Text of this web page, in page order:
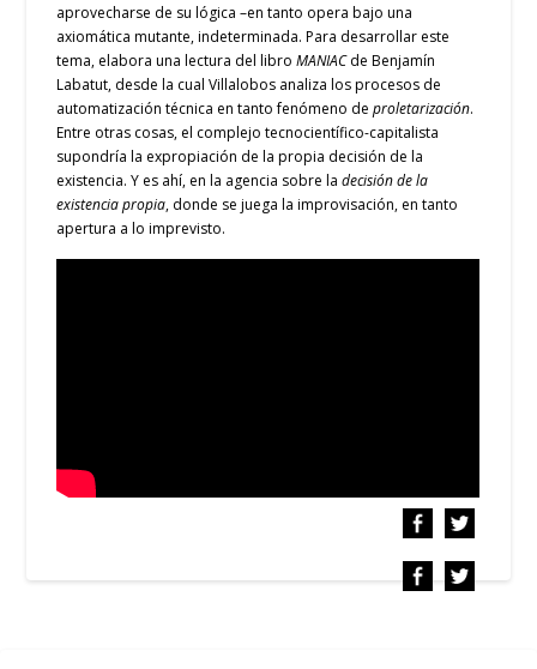
aprovecharse de su lógica –en tanto opera bajo una
axiomática mutante, indeterminada. Para desarrollar este
tema, elabora una lectura del libroMANIACde Benjamín
Labatut, desde la cual Villalobos analiza los procesos de
automatización técnica en tanto fenómeno deproletarización.
Entre otras cosas, el complejo tecnocientífico-capitalista
supondría la expropiación de la propia decisión de la
existencia. Y es ahí, en la agencia sobre ladecisión de la
existencia propia, donde se juega la improvisación, en tanto
apertura a lo imprevisto.